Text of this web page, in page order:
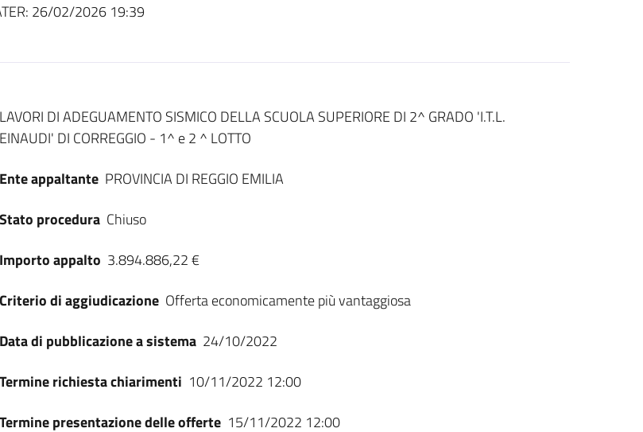
26/02/2026 19:39
Dati del bando
LAVORI DI ADEGUAMENTO SISMICO DELLA SCUOLA SUPERIORE DI 2^ GRADO 'I.T.L.
EINAUDI' DI CORREGGIO - 1^ e 2 ^ LOTTO
Ente appaltante PROVINCIA DI REGGIO EMILIA
Stato procedura Chiuso
Importo appalto 3.894.886,22 €
Criterio di aggiudicazione Offerta economicamente più vantaggiosa
Data di pubblicazione a sistema 24/10/2022
Termine richiesta chiarimenti 10/11/2022 12:00
Termine presentazione delle offerte 15/11/2022 12:00